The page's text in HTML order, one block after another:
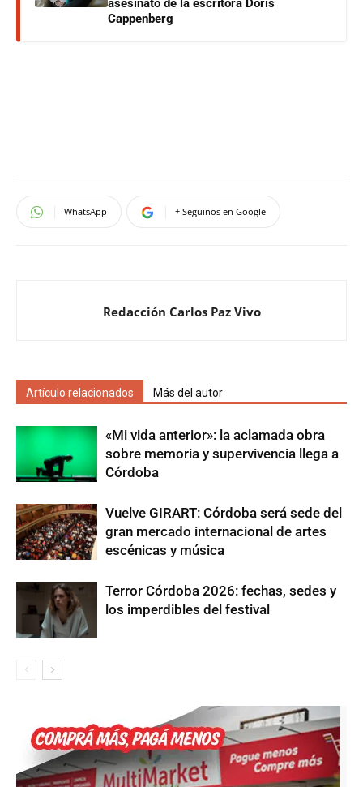
asesinato de la escritora Doris
Cappenberg
WhatsApp + Seguinos en Google
Redacción Carlos Paz Vivo
Artículo relacionados Más del autor
«Mi vida anterior»: la aclamada obra
sobre memoria y supervivencia llega a
Córdoba
Vuelve GIRART: Córdoba será sede del
gran mercado internacional de artes
escénicas y música
Terror Córdoba 2026: fechas, sedes y
los imperdibles del festival